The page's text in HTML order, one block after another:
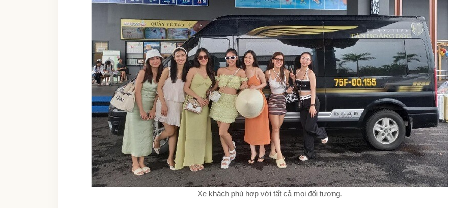
Xe khách phù hợp với tất cả mọi đối tượng.